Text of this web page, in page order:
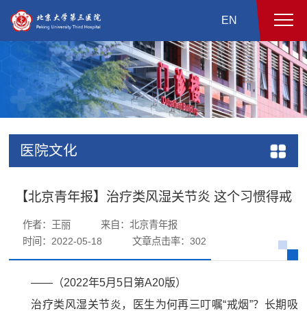
EN
医院文化
【北京青年报】治疗类风湿关节炎 这个习惯得戒
作者：王丽
来自：北京青年报
时间：2022-05-18
文章点击率：302
——（2022年5月5日第A20版）
治疗类风湿关节炎，医生为何再三叮嘱“戒烟”？长期吸